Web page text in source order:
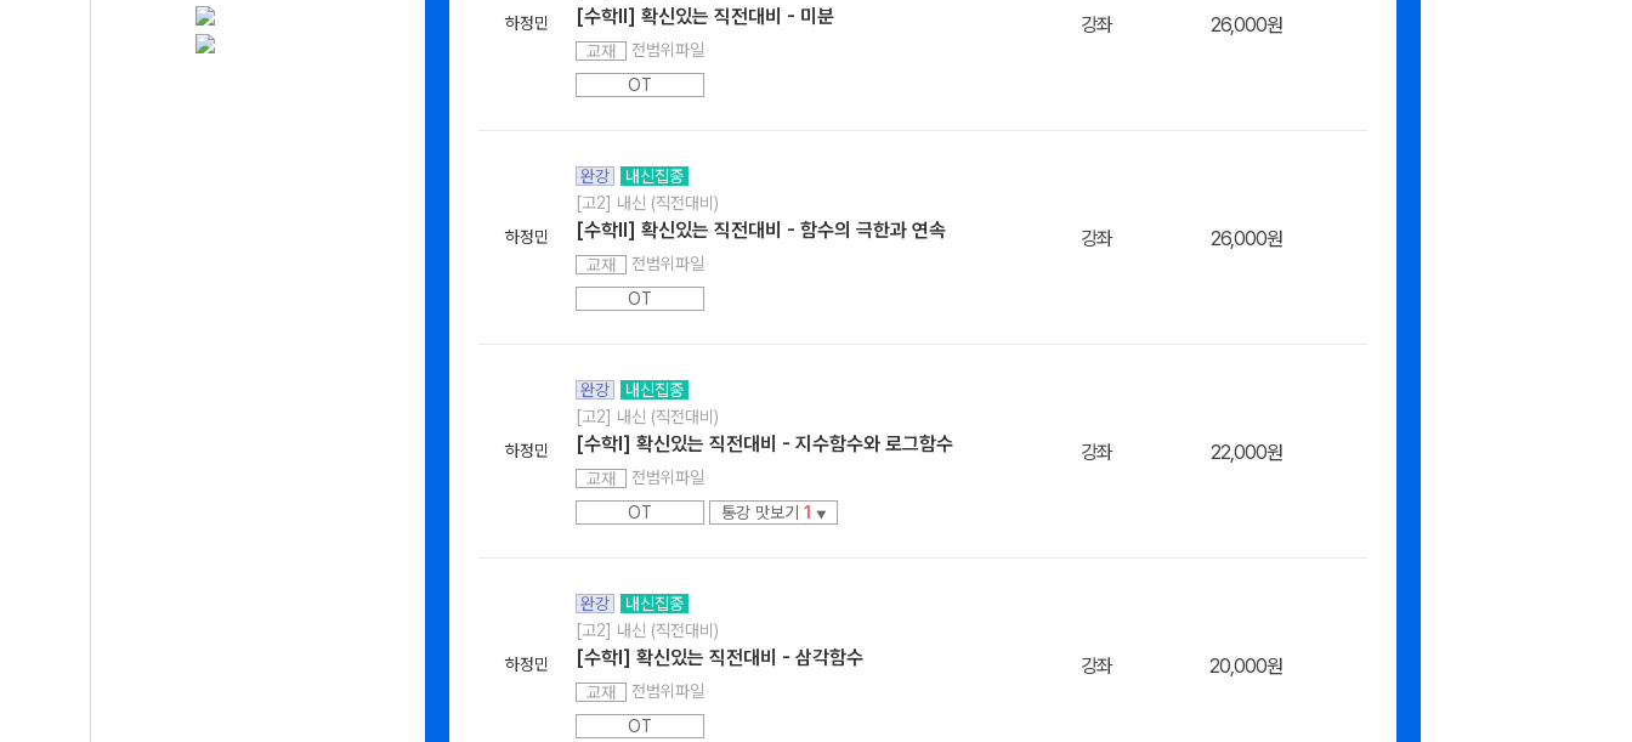
하정민 [수학ll] 확신있는 직전대비 - 미분
교재
전범위파일
OT
강좌 26,000원
하정민
완강
내신집중
[고2] 내신 (직전대비)
[수학ll] 확신있는 직전대비 - 함수의 극한과 연속
교재
전범위파일
OT
강좌 26,000원
하정민
완강
내신집중
[고2] 내신 (직전대비)
[수학l] 확신있는 직전대비 - 지수함수와 로그함수
교재
전범위파일
OT
통강 맛보기 1 ▼
강좌 22,000원
하정민
완강
내신집중
[고2] 내신 (직전대비)
[수학l] 확신있는 직전대비 - 삼각함수
교재
전범위파일
OT
강좌 20,000원